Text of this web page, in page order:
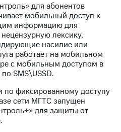
для абонентов
мобильный доступ к
информацию для
лексику,
насилие или
работает на мобильном
с мобильным доступом в
SMS\USSD.
по фиксированному доступу
сети МГТС запущен
для защиты от